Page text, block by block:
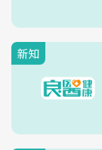
新知